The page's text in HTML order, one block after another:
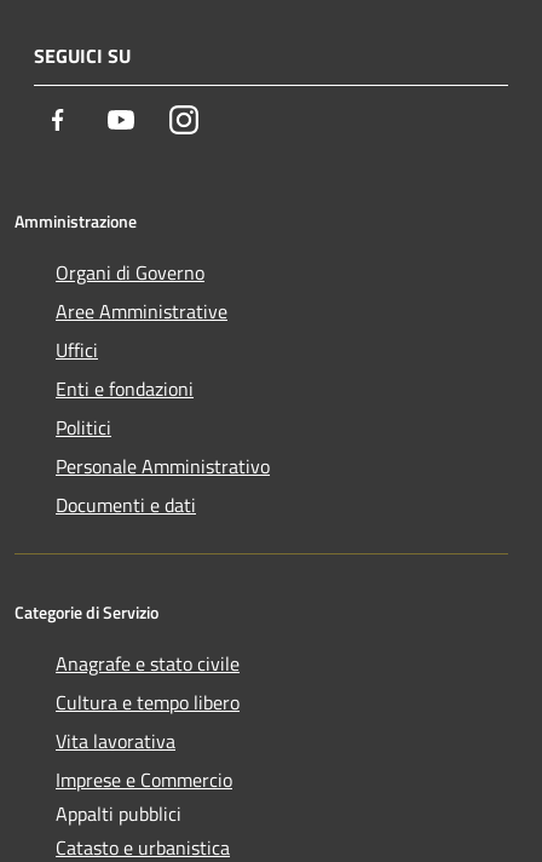
SEGUICI SU
Facebook YoutubeInstagram
Amministrazione
Organi di Governo
Aree Amministrative
Uffici
Enti e fondazioni
Politici
Personale Amministrativo
Documenti e dati
Categorie di Servizio
Anagrafe e stato civile
Cultura e tempo libero
Vita lavorativa
Imprese e Commercio
Appalti pubblici
Catasto e urbanistica